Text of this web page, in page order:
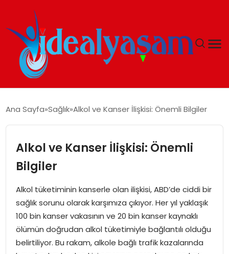
GÜNDEM
EKONOMI
İDEAL SPOR
YAŞAM
Ana Sayfa Sağlık Alkol ve Kanser İlişkisi: Önemli Bilgiler
Alkol ve Kanser İlişkisi: Önemli
Bilgiler
Alkol tüketiminin kanserle olan ilişkisi, ABD’de ciddi bir
sağlık sorunu olarak karşımıza çıkıyor. Her yıl yaklaşık
100 bin kanser vakasının ve 20 bin kanser kaynaklı
ölümün doğrudan alkol tüketimiyle bağlantılı olduğu
belirtiliyor. Bu rakam, alkole bağlı trafik kazalarında